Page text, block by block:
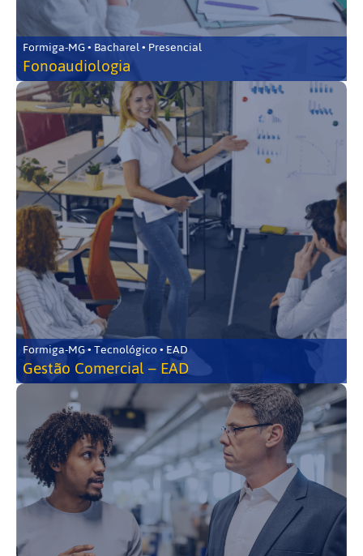
Formiga-MG • Bacharel • Presencial
Fonoaudiologia
Formiga-MG • Tecnológico • EAD
Gestão Comercial – EAD